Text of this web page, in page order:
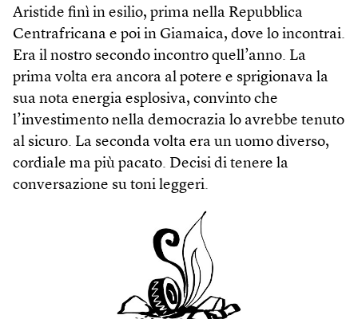
Aristide finì in esilio, prima nella Repubblica
Centrafricana e poi in Giamaica, dove lo incontrai.
Era il nostro secondo incontro quell’anno. La
prima volta era ancora al potere e sprigionava la
sua nota energia esplosiva, convinto che
l’investimento nella democrazia lo avrebbe tenuto
al sicuro. La seconda volta era un uomo diverso,
cordiale ma più pacato. Decisi di tenere la
conversazione su toni leggeri.